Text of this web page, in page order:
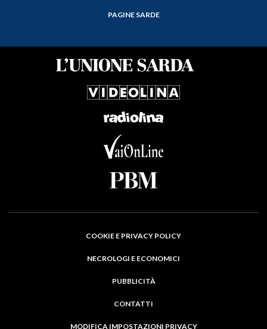
PAGINE SARDE
COOKIE E PRIVACY POLICY
NECROLOGI E ECONOMICI
PUBBLICITÀ
CONTATTI
MODIFICA IMPOSTAZIONI PRIVACY